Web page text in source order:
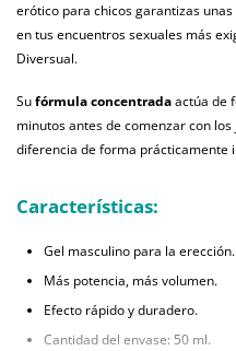
erótico para chicos garantizas unas
en tus encuentros sexuales más
Diversual.
Sufórmula concentradaactúa de
minutos antes de comenzar con
diferencia de forma prácticamente
Características:
Gel masculino para la erección.
Más potencia, más volumen.
Efecto rápido y duradero.
Cantidad del envase: 50 ml.